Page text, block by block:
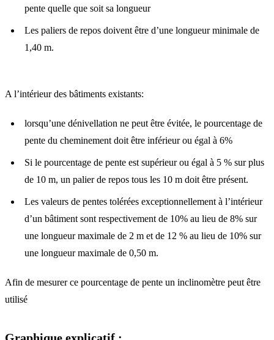
pente quelle que soit sa longueur
Les paliers de repos doivent être d’une longueur minimale de
1,40 m.
A l’intérieur des bâtiments existants:
lorsqu’une dénivellation ne peut être évitée, le pourcentage de
pente du cheminement doit être inférieur ou égal à 6%
Si le pourcentage de pente est supérieur ou égal à 5 % sur plus
de 10 m, un palier de repos tous les 10 m doit être présent.
Les valeurs de pentes tolérées exceptionnellement à l’intérieur
d’un bâtiment sont respectivement de 10% au lieu de 8% sur
une longueur maximale de 2 m et de 12 % au lieu de 10% sur
une longueur maximale de 0,50 m.
Afin de mesurer ce pourcentage de pente un inclinomètre peut être
utilisé